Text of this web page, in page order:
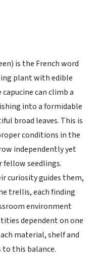
is the French word
plant with edible
can climb a
into a formidable
broad leaves. This is
conditions in the
independently yet
seedlings.
curiosity guides them,
trellis, each finding
environment
dependent on one
material, shelf and
this balance.